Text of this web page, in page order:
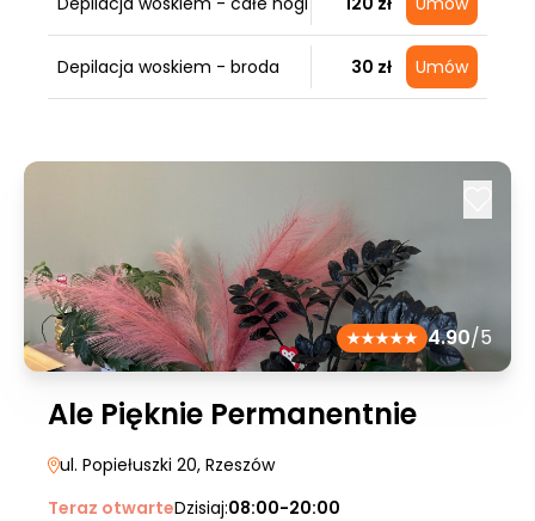
Depilacja woskiem - broda 30 zł Umów
4.90/5
Ale Pięknie Permanentnie
ul. Popiełuszki 20, Rzeszów
Teraz otwarteDzisiaj:08:00-20:00